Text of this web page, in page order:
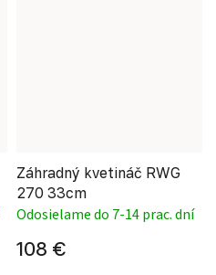
Záhradný kvetináč RWG
270 33cm
Odosielame do 7-14 prac. dní
108 €